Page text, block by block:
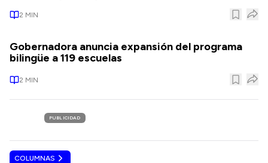
2 MIN
Gobernadora anuncia expansión del programa
bilingüe a 119 escuelas
2 MIN
PUBLICIDAD
COLUMNAS